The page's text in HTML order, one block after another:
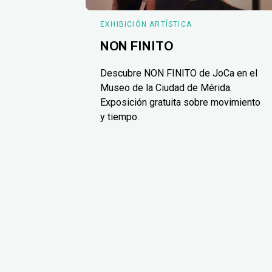
EXHIBICIÓN ARTÍSTICA
NON FINITO
Descubre NON FINITO de JoCa en el
Museo de la Ciudad de Mérida.
Exposición gratuita sobre movimiento
y tiempo.